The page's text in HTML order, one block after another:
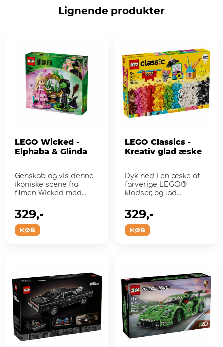
Lignende produkter
LEGO Wicked -
Elphaba & Glinda
Genskab og vis denne
ikoniske scene fra
filmen Wicked med
Elphaba og ...
KØB
329,-
LEGO Classics -
Kreativ glad æske
Dyk ned i en æske af
farverige LEGO®
klodser, og lad
KØB
329,-